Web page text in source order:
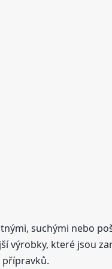
suchými nebo
výrobky, které jsou
přípravků.